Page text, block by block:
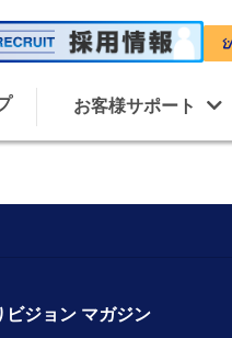
お客様サポート
ビジョン マガジン